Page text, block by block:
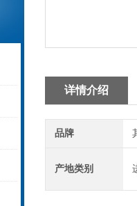
详情介绍
品牌
产地类别